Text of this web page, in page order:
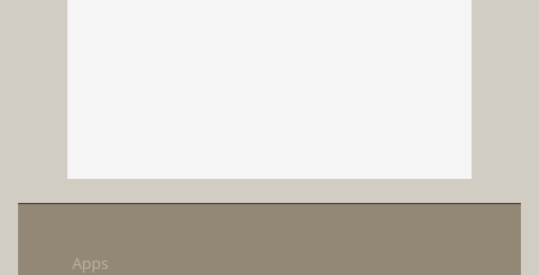
Apps